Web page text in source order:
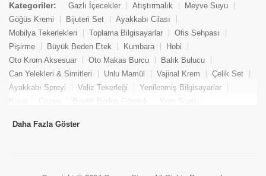
Kategoriler: Gazlı İçecekler Atıştırmalık
Meyve Suyu
Göğüs Kremi
Bijuteri Set
Ayakkabı Cilası
Mobilya Tekerlekleri
Toplama Bilgisayarlar
Ofis Sehpası
Pişirme
Büyük Beden Etek Kumbara
Hobi
Oto Krom Aksesuar
Oto Makas Burcu
Balık Bulucu
Can Yelekleri & Simitleri
Unlu Mamül Vajinal Krem
Çelik Set
Ayakkabı Spreyi
Valiz Tekerleği
Yenilenmiş Bilgisayarlar
Kasa
Cezve Büyük Beden Gömlek
Kum Saati
Tekne Bağlama & Demirleme
Daha Fazla Göster